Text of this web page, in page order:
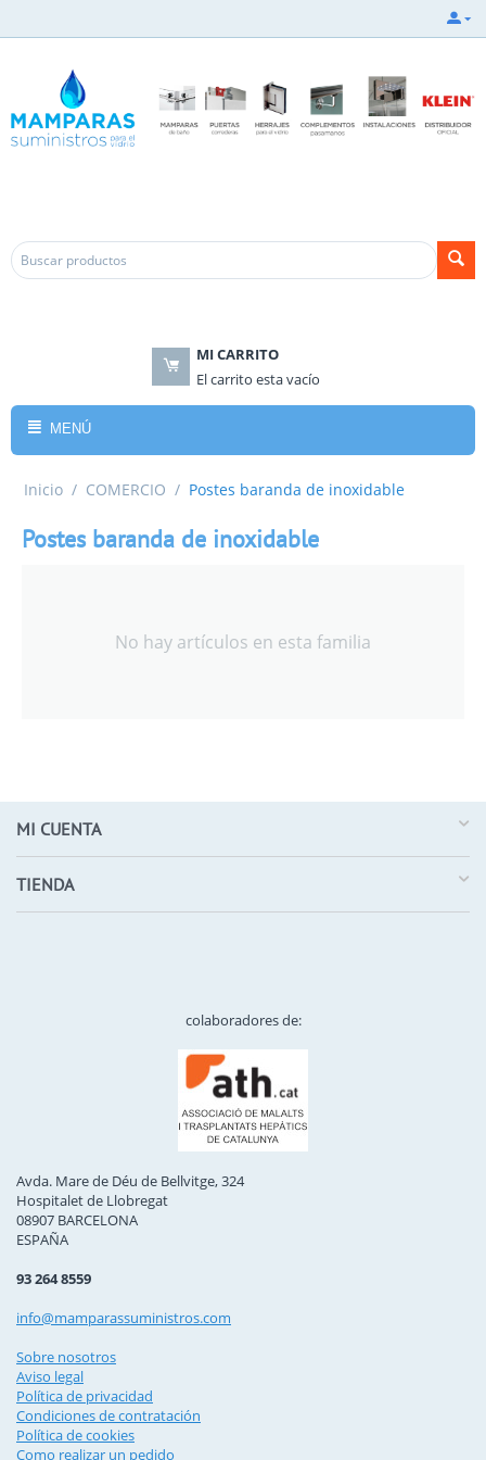
MI CARRITO
El carrito esta vacío
MENÚ
Inicio / COMERCIO / Postes baranda de inoxidable
Postes baranda de inoxidable
No hay artículos en esta familia
MI CUENTA
TIENDA
colaboradores de:
Avda. Mare de Déu de Bellvitge, 324
Hospitalet de Llobregat
08907 BARCELONA
ESPAÑA
93 264 8559
info@mamparassuministros.com
Sobre nosotros
Aviso legal
Política de privacidad
Condiciones de contratación
Política de cookies
Como realizar un pedido